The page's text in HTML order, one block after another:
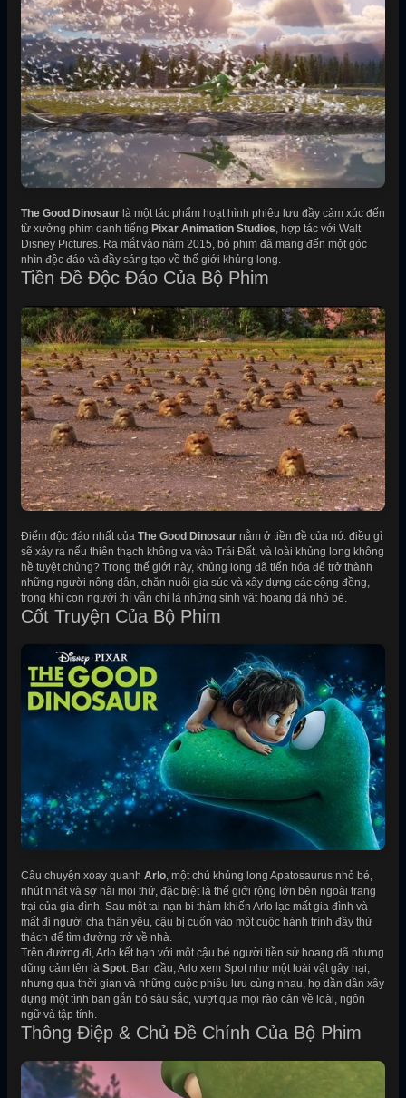
The Good Dinosaur là một tác phẩm hoạt hình phiêu lưu đầy cảm xúc đến
từ xưởng phim danh tiếng Pixar Animation Studios , hợp tác với Walt
Disney Pictures. Ra mắt vào năm 2015, bộ phim đã mang đến một góc
nhìn độc đáo và đầy sáng tạo về thế giới khủng long.
Tiền Đề Độc Đáo Của Bộ Phim
Điểm độc đáo nhất của The Good Dinosaur nằm ở tiền đề của nó: điều gì
sẽ xảy ra nếu thiên thạch không va vào Trái Đất, và loài khủng long không
hề tuyệt chủng? Trong thế giới này, khủng long đã tiến hóa để trở thành
những người nông dân, chăn nuôi gia súc và xây dựng các cộng đồng,
trong khi con người thì vẫn chỉ là những sinh vật hoang dã nhỏ bé.
Cốt Truyện Của Bộ Phim
Câu chuyện xoay quanh Arlo, một chú khủng long Apatosaurus nhỏ bé,
nhút nhát và sợ hãi mọi thứ, đặc biệt là thế giới rộng lớn bên ngoài trang
trại của gia đình. Sau một tai nạn bi thảm khiến Arlo lạc mất gia đình và
mất đi người cha thân yêu, cậu bị cuốn vào một cuộc hành trình đầy thử
thách để tìm đường trở về nhà.
Trên đường đi, Arlo kết bạn với một cậu bé người tiền sử hoang dã nhưng
dũng cảm tên là Spot. Ban đầu, Arlo xem Spot như một loài vật gây hại,
nhưng qua thời gian và những cuộc phiêu lưu cùng nhau, họ dần dần xây
dựng một tình bạn gắn bó sâu sắc, vượt qua mọi rào cản về loài, ngôn
ngữ và tập tính.
Thông Điệp & Chủ Đề Chính Của Bộ Phim